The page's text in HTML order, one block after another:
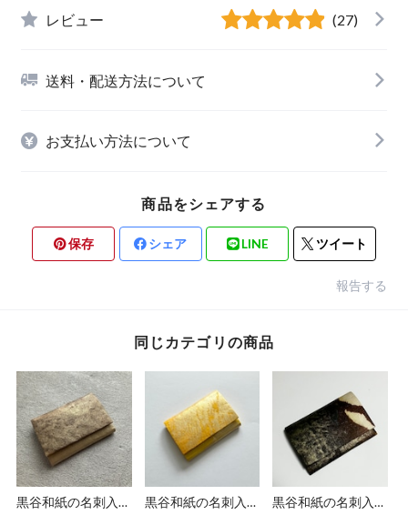
レビュー (27)
送料・配送方法について
お支払い方法について
商品をシェアする
保存 シェア LINE ツイート
報告する
同じカテゴリの商品
黒谷和紙の名刺入れ
黒谷和紙の名刺入れ
黒谷和紙の名刺入れ